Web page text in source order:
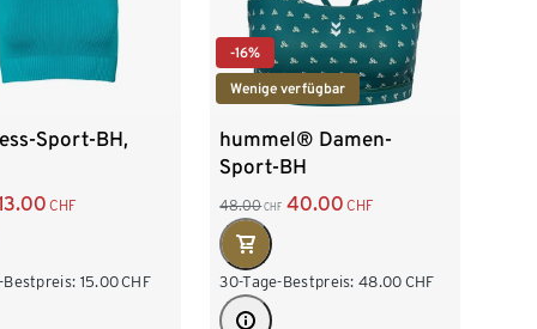
Sport-BH,
CHF
Bestpreis: 15.00CHF
-16%
Wenige verfügbar
hummel® Damen-
Sport-BH
48.00 CHF 40.00 CHF
30-Tage-Bestpreis: 48.00 CHF